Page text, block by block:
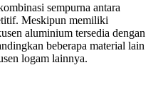
sempurna antara
Meskipun memiliki
aluminium tersedia dengan
beberapa material lain
logam lainnya.